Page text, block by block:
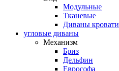
Модульные
Тканевые
Диваны кровати
угловые диваны
Механизм
Бриз
Дельфин
Еврософа